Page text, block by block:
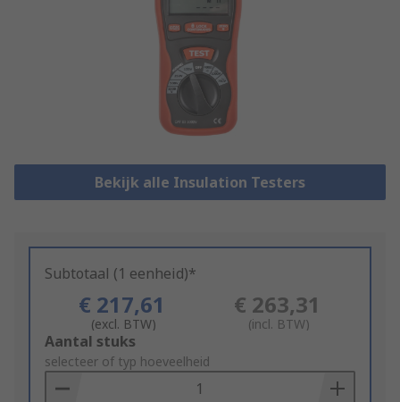
Bekijk alle Insulation Testers
Subtotaal (1 eenheid)*
€ 217,61
(excl. BTW)
€ 263,31
(incl. BTW)
Add
to
Basket
Aantal stuks
selecteer of typ hoeveelheid